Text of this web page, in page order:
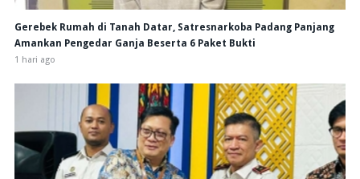
Gerebek Rumah di Tanah Datar, Satresnarkoba Padang Panjang
Amankan Pengedar Ganja Beserta 6 Paket Bukti
1 hari ago